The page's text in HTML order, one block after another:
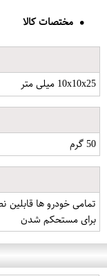
مختصات کالا
10x10x25 میلی متر
50 گرم
تمامی خودرو ها
برای مستحکم شدن